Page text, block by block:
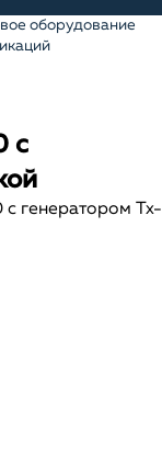
оборудование
с
c генератором Tx-